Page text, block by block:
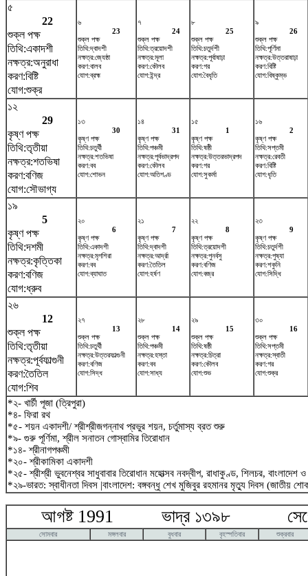
৫
22
শুক্ল পক্ষ
তিথি:একাদশী
নক্ষত্র:অনুরাধা
করণ:বিষ্টি
যোগ:শুক্র
৬
23
শুক্ল পক্ষ
তিথি:দ্বাদশী
নক্ষত্র:জ্যেষ্ঠা
করণ:বালব
যোগ:ব্রহ্ম
৭
24
শুক্ল পক্ষ
তিথি:ত্রয়োদশী
নক্ষত্র:মূলা
করণ:কৌলব
যোগ:ইন্দ্র
৮
25
শুক্ল পক্ষ
তিথি:চতুর্দশী
নক্ষত্র:পূর্বাষাঢ়া
করণ:গর
যোগ:বৈধৃতি
৯
26
শুক্ল পক্ষ
তিথি:পূর্ণিমা
নক্ষত্র:উত্তরাষাঢ়া
করণ:বিষ্টি
যোগ:বিষ্কুম্ভ
১২
29
কৃষ্ণ পক্ষ
তিথি:তৃতীয়া
নক্ষত্র:শতভিষ‌া
করণ:বণিজ
যোগ:সৌভাগ্য
১৩
30
কৃষ্ণ পক্ষ
তিথি:চতুর্থী
নক্ষত্র:শতভিষ‌া
করণ:বব
যোগ:শোভন
১৪
31
কৃষ্ণ পক্ষ
তিথি:পঞ্চমী
নক্ষত্র:পূর্বভাদ্রপদ
করণ:কৌলব
যোগ:অতিগণ্ড
১৫
1
কৃষ্ণ পক্ষ
তিথি:ষষ্ঠী
নক্ষত্র:উত্তরভাদ্রপদ
করণ:গর
যোগ:সুকর্মা
১৬
2
কৃষ্ণ পক্ষ
তিথি:সপ্তমী
নক্ষত্র:রেবতী
করণ:বিষ্টি
যোগ:ধৃতি
১৯
5
কৃষ্ণ পক্ষ
তিথি:দশমী
নক্ষত্র:কৃত্তিকা
করণ:বণিজ
যোগ:ধ্রুব
২০
6
কৃষ্ণ পক্ষ
তিথি:একাদশী
নক্ষত্র:মৃগশিরা
করণ:বব
যোগ:ব্যাঘাত
২১
7
কৃষ্ণ পক্ষ
তিথি:দ্বাদশী
নক্ষত্র:আর্দ্রা
করণ:তৈতিল
যোগ:হর্ষণ
২২
8
কৃষ্ণ পক্ষ
তিথি:ত্রয়োদশী
নক্ষত্র:পুনর্বসু
করণ:বণিজ
যোগ:বজ্র
২৩
9
কৃষ্ণ পক্ষ
তিথি:চতুর্দশী
নক্ষত্র:পুষ্যা
করণ:শকুনি
যোগ:সিদ্ধি
২৬
12
শুক্ল পক্ষ
তিথি:তৃতীয়া
নক্ষত্র:পূর্বফাল্গুনী
করণ:তৈতিল
যোগ:শিব
২৭
13
শুক্ল পক্ষ
তিথি:চতুর্থী
নক্ষত্র:উত্তরফাল্গুনী
করণ:বণিজ
যোগ:সিদ্ধ
২৮
14
শুক্ল পক্ষ
তিথি:পঞ্চমী
নক্ষত্র:হস্তা
করণ:বব
যোগ:সাধ্য
২৯
15
শুক্ল পক্ষ
তিথি:ষষ্ঠী
নক্ষত্র:চিত্রা
করণ:কৌলব
যোগ:শুভ
৩০
16
শুক্ল পক্ষ
তিথি:সপ্তমী
নক্ষত্র:স্বাতী
করণ:গর
যোগ:শুক্র
*২- খার্চী পূজা (ত্রিপুরা)
*৪- ফিরা রথ
*৫- শয়ন একাদশী/ শ্রীশ্রীজগন্নাথ প্রভুর শয়ন, চর্তুমাস্য ব্রত শুরু
*৯- গুরু পূর্ণিমা, শ্রীল সনাতন গোস্বামির তিরোধান
*১৪- শ্রীনাগপঞ্চমী
*২০- শ্রীকামিকা একাদশী
*২৫- শ্রীশ্রী ভুবনেশ্বর সাধুবাবার তিরোধান মহোত্সব নবদ্বীপ, রাধাকুণ্ড, শিলচর, বাংলাদেশ
*২৯-ভারত: স্বাধীনতা দিবস |বাংলাদেশ: বঙ্গবন্ধু শেখ মুজিবুর রহমানর মৃত্যু দিবস (জাতীয়
আগষ্ট 1991 ভাদ্র ১৩৯৮
সোমবার মঙ্গলবার বুধবার বৃহস্পতিবার শুক্রবার